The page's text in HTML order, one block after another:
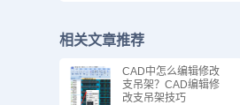
相关文章推荐
CAD中怎么编辑修改
支吊架？CAD编辑修
改支吊架技巧